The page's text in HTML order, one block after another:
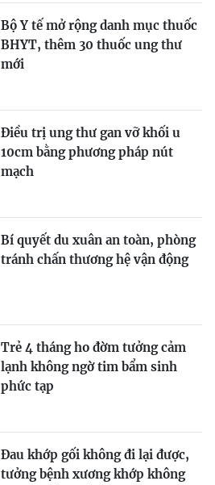
Bộ Y tế mở rộng danh mục thuốc
BHYT, thêm 30 thuốc ung thư
mới
Điều trị ung thư gan vỡ khối u
10cm bằng phương pháp nút
mạch
Bí quyết du xuân an toàn, phòng
tránh chấn thương hệ vận động
Trẻ 4 tháng ho đờm tưởng cảm
lạnh không ngờ tim bẩm sinh
phức tạp
Đau khớp gối không đi lại được,
tưởng bệnh xương khớp không